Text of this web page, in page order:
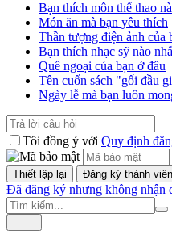
Bạn thích môn thể thao
Món ăn mà bạn yêu thích
Thần tượng điện ảnh của
Bạn thích nhạc sỹ nào
Quê ngoại của bạn ở đâu
Tên cuốn sách "gối đầu
Ngày lễ mà bạn luôn
Tôi đồng ý với Quy định
Đã đăng ký nhưng không nhận